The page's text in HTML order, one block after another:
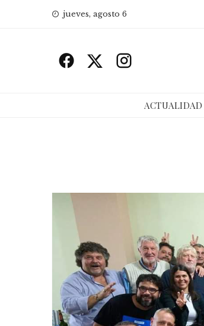
jueves, agosto 6
ACTUALIDAD